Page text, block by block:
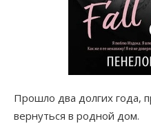
Прошло два долгих года,
вернуться в родной дом.